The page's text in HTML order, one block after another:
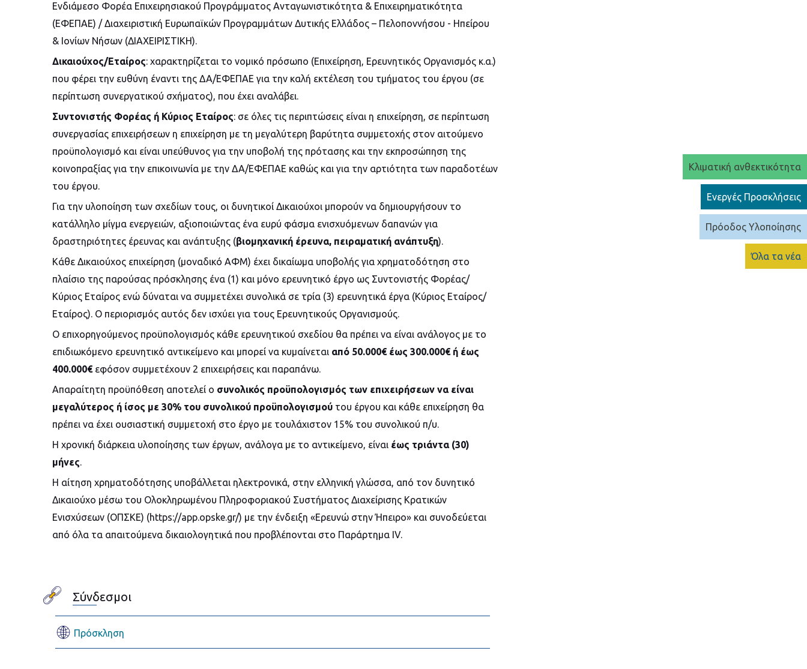
Κλιματική ανθεκτικότητα
Ενεργές Προσκλήσεις
Πρόοδος Υλοποίησης
Όλα τα νέα
Ενδιάμεσο Φορέα Επιχειρησιακού Προγράμματος Ανταγωνιστικότητα & Επιχειρηματικότητα
(ΕΦΕΠΑΕ) / Διαχειριστική Ευρωπαϊκών Προγραμμάτων Δυτικής Ελλάδος – Πελοποννήσου - Ηπείρου
& Ιονίων Νήσων (ΔΙΑΧΕΙΡΙΣΤΙΚΗ).
Δικαιούχος/Εταίρος: χαρακτηρίζεται το νομικό πρόσωπο (Επιχείρηση, Ερευνητικός Οργανισμός κ.α.)
που φέρει την ευθύνη έναντι της ΔΑ/ΕΦΕΠΑΕ για την καλή εκτέλεση του τμήματος του έργου (σε
περίπτωση συνεργατικού σχήματος), που έχει αναλάβει.
Συντονιστής Φορέας ή Κύριος Εταίρος: σε όλες τις περιπτώσεις είναι η επιχείρηση, σε περίπτωση
συνεργασίας επιχειρήσεων η επιχείρηση με τη μεγαλύτερη βαρύτητα συμμετοχής στον αιτούμενο
προϋπολογισμό και είναι υπεύθυνος για την υποβολή της πρότασης και την εκπροσώπηση της
κοινοπραξίας για την επικοινωνία με την ΔΑ/ΕΦΕΠΑΕ καθώς και για την αρτιότητα των παραδοτέων
του έργου.
Για την υλοποίηση των σχεδίων τους, οι δυνητικοί Δικαιούχοι μπορούν να δημιουργήσουν το
κατάλληλο μίγμα ενεργειών, αξιοποιώντας ένα ευρύ φάσμα ενισχυόμενων δαπανών για
δραστηριότητες έρευνας και ανάπτυξης (βιομηχανική έρευνα, πειραματική ανάπτυξη).
Κάθε Δικαιούχος επιχείρηση (μοναδικό ΑΦΜ) έχει δικαίωμα υποβολής για χρηματοδότηση στο
πλαίσιο της παρούσας πρόσκλησης ένα (1) και μόνο ερευνητικό έργο ως Συντονιστής Φορέας/
Κύριος Εταίρος ενώ δύναται να συμμετέχει συνολικά σε τρία (3) ερευνητικά έργα (Κύριος Εταίρος/
Εταίρος). Ο περιορισμός αυτός δεν ισχύει για τους Ερευνητικούς Οργανισμούς.
Ο επιχορηγούμενος προϋπολογισμός κάθε ερευνητικού σχεδίου θα πρέπει να είναι ανάλογος με το
επιδιωκόμενο ερευνητικό αντικείμενο και μπορεί να κυμαίνεται από 50.000€ έως 300.000€ ή έως
400.000€ εφόσον συμμετέχουν 2 επιχειρήσεις και παραπάνω.
Απαραίτητη προϋπόθεση αποτελεί ο συνολικός προϋπολογισμός των επιχειρήσεων να είναι
μεγαλύτερος ή ίσος με 30% του συνολικού προϋπολογισμού του έργου και κάθε επιχείρηση θα
πρέπει να έχει ουσιαστική συμμετοχή στο έργο με τουλάχιστον 15% του συνολικού π/υ.
Η χρονική διάρκεια υλοποίησης των έργων, ανάλογα με το αντικείμενο, είναι έως τριάντα (30)
μήνες.
Η αίτηση χρηματοδότησης υποβάλλεται ηλεκτρονικά, στην ελληνική γλώσσα, από τον δυνητικό
Δικαιούχο μέσω του Ολοκληρωμένου Πληροφοριακού Συστήματος Διαχείρισης Κρατικών
Ενισχύσεων (ΟΠΣΚΕ) (https://app.opske.gr/) με την ένδειξη «Ερευνώ στην Ήπειρο» και συνοδεύεται
από όλα τα απαιτούμενα δικαιολογητικά που προβλέπονται στο Παράρτημα IV.​
Σύνδεσμοι
Πρόσκληση